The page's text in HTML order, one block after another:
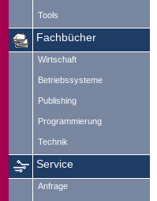
Tools
Fachbücher
Wirtschaft
Betriebssysteme
Publishing
Programmierung
Technik
Service
Anfrage